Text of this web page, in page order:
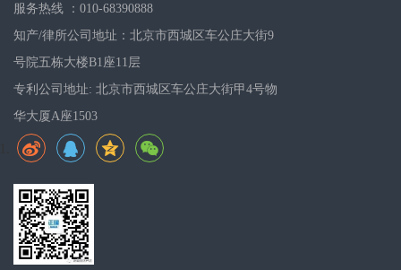
服务热线 ：010-68390888
知产/律所公司地址：北京市西城区车公庄大街9
号院五栋大楼B1座11层
专利公司地址: 北京市西城区车公庄大街甲4号物
华大厦A座1503